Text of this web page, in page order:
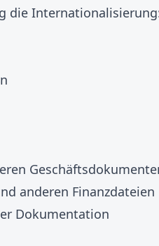
die
anderen Finanzdateien
Dokumentation